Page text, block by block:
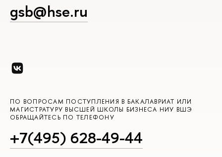
gsb@hse.ru
ПО ВОПРОСАМ ПОСТУПЛЕНИЯ В БАКАЛАВРИАТ ИЛИ
МАГИСТРАТУРУ ВЫСШЕЙ ШКОЛЫ БИЗНЕСА НИУ ВШЭ
ОБРАЩАЙТЕСЬ ПО ТЕЛЕФОНУ
+7(495) 628-49-44